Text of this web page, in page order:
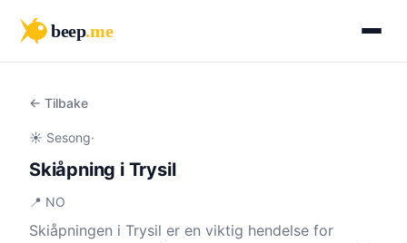
beep.me
← Tilbake
☀️ Sesong·
Skiåpning i Trysil
📍 NO
Skiåpningen i Trysil er en viktig hendelse for